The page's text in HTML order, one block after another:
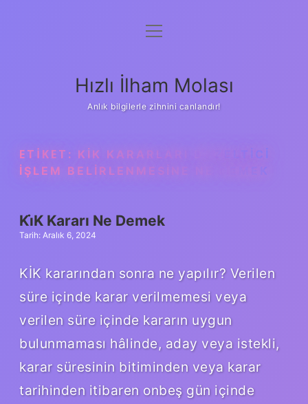
Anasayfa
Yasal Uyarı
menüyü
Hızlı İlham Molası
Anlık bilgilerle zihnini canlandır!
ETIKET: KIK KARARLARI DÜZELTICI
IŞLEM BELIRLENMESINE NE DEMEK
Ki̇K Kararı Ne Demek
Tarih: Aralık 6, 2024
KİK kararından sonra ne yapılır? Verilen
süre içinde karar verilmemesi veya
verilen süre içinde kararın uygun
bulunmaması hâlinde, aday veya istekli,
karar süresinin bitiminden veya karar
tarihinden itibaren onbeş gün içinde